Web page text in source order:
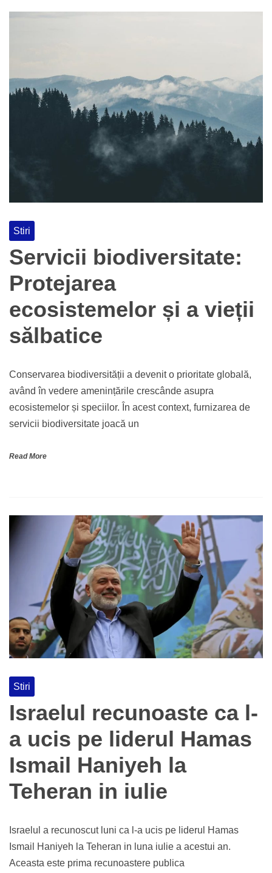
Stiri
Servicii biodiversitate:
Protejarea
ecosistemelor și a vieții
sălbatice
Conservarea biodiversității a devenit o prioritate globală,
având în vedere amenințările crescânde asupra
ecosistemelor și speciilor. În acest context, furnizarea de
servicii biodiversitate joacă un
Read More
Stiri
Israelul recunoaste ca l-
a ucis pe liderul Hamas
Ismail Haniyeh la
Teheran in iulie
Israelul a recunoscut luni ca l-a ucis pe liderul Hamas
Ismail Haniyeh la Teheran in luna iulie a acestui an.
Aceasta este prima recunoastere publica